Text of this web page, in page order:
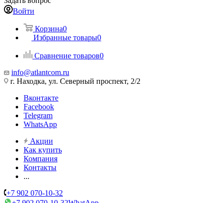
Войти
Корзина0
Избранные товары0
Сравнение товаров0
info@atlantcom.ru
г. Находка, ул. Северный проспект, 2/2
Вконтакте
Facebook
Telegram
WhatsApp
Акции
Как купить
Компания
Контакты
...
+7 902 070-10-32